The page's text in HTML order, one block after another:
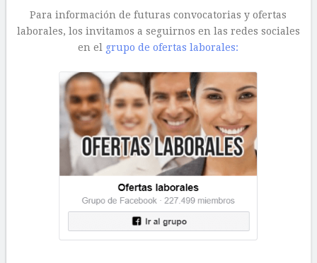
Para información de futuras convocatorias y ofertas
laborales, los invitamos a seguirnos en las redes sociales
en el grupo de ofertas laborales: